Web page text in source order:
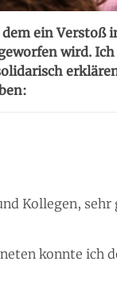
ein Verstoß
wird.
Kollegen, sehr
konnte ich